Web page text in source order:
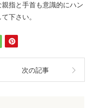
指と手首も意識的にハン
下さい。
次の記事